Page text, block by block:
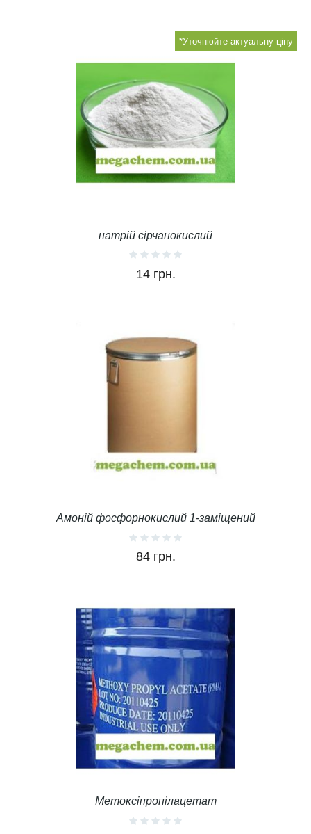
*Уточнюйте актуальну ціну
натрій сірчанокислий
14 грн.
Амоній фосфорнокислий 1-заміщений
84 грн.
Метоксіпропілацетат